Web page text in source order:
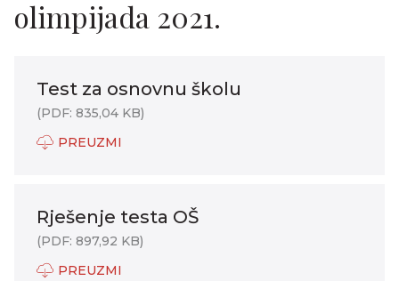
olimpijada 2021.
Test za osnovnu školu
(PDF: 835,04 KB)
PREUZMI
Rješenje testa OŠ
(PDF: 897,92 KB)
PREUZMI